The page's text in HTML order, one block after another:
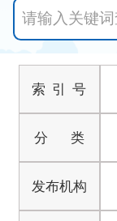
索 引 号
分 类
发布机构